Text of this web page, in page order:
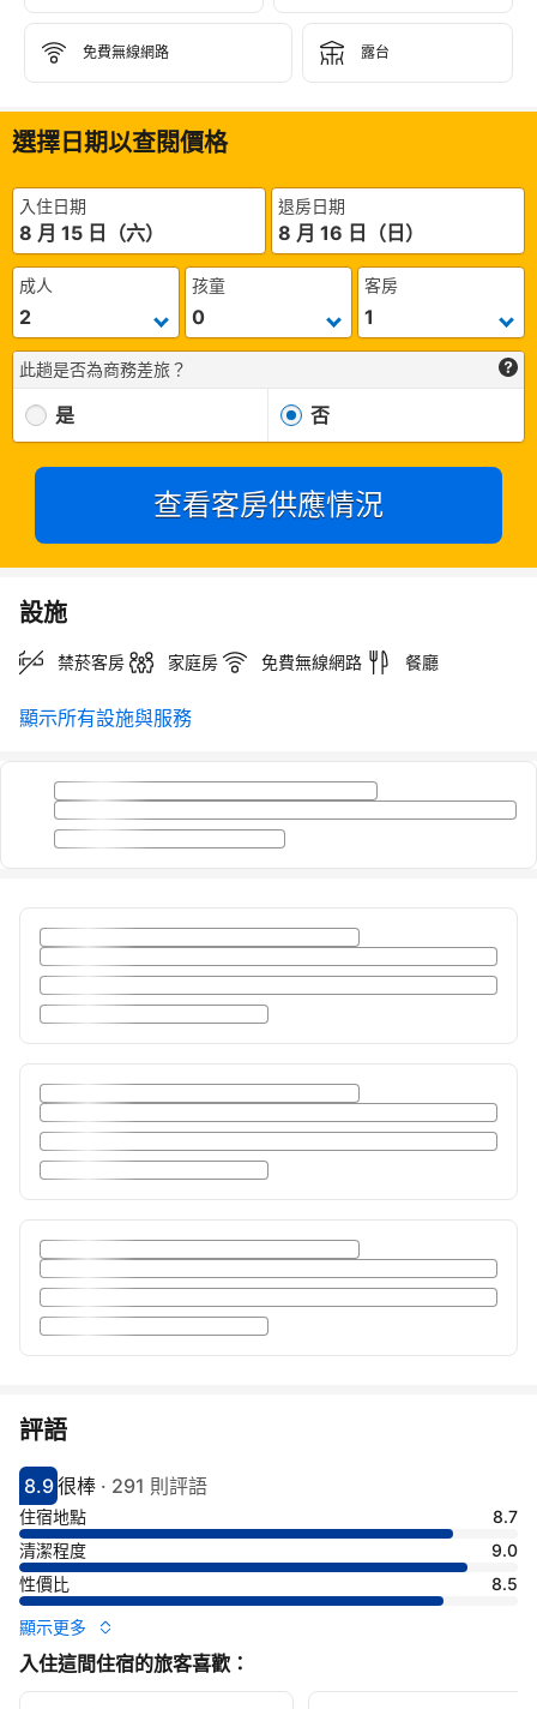
免費無線網路 露台
選擇日期以查閱價格
入住日期
8 月 15 日（六）
退房日期
8 月 16 日（日）
成人 孩童 客房
此趟是否為商務差旅？
是 否
查看客房供應情況
設施
禁菸客房 家庭房 免費無線網路 餐廳
顯示所有設施與服務
評語
分數8.9分
8.9
評比很棒
很棒 · 291 則評語
住宿地點
8.7
清潔程度
9.0
性價比
8.5
顯示更多
入住這間住宿的旅客喜歡：